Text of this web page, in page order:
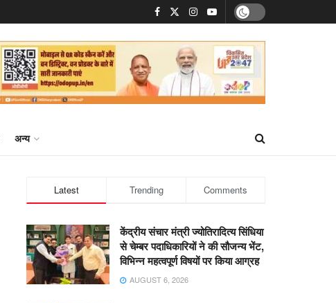
अन्य
Latest Trending Comments
केंद्रीय संचार मंत्री ज्योतिरादित्य सिंधिया
से चेम्बर पदाधिकारियों ने की सौजन्य भेंट,
विभिन्न महत्वपूर्ण विषयों पर किया आग्रह
AUGUST 6, 2026